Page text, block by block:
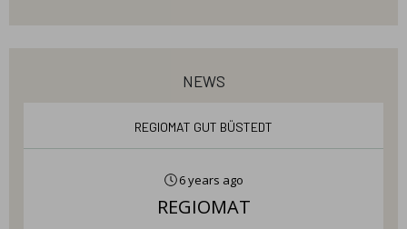
news
Regiomat Gut Büstedt
6 years ago
REGIOMAT